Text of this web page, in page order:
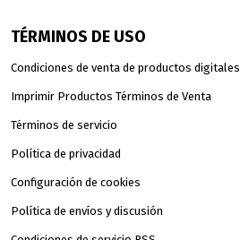
TÉRMINOS DE USO
Condiciones de venta de productos digitales
Imprimir Productos Términos de Venta
Términos de servicio
Política de privacidad
Configuración de cookies
Política de envíos y discusión